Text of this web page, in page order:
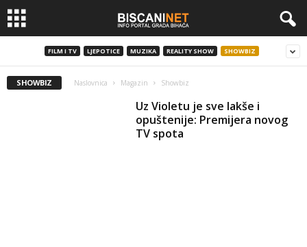
FILM I TV LJEPOTICE MUZIKA REALITY SHOW SHOWBIZ
SHOWBIZ Naslovnica Magazin Showbiz
Uz Violetu je sve lakše i
opuštenije: Premijera novog
TV spota